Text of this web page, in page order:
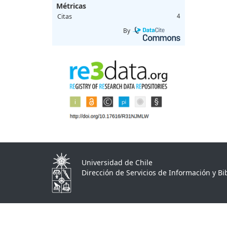
Métricas
Citas 4
By
Universidad de Chile
Dirección de Servicios de Información y